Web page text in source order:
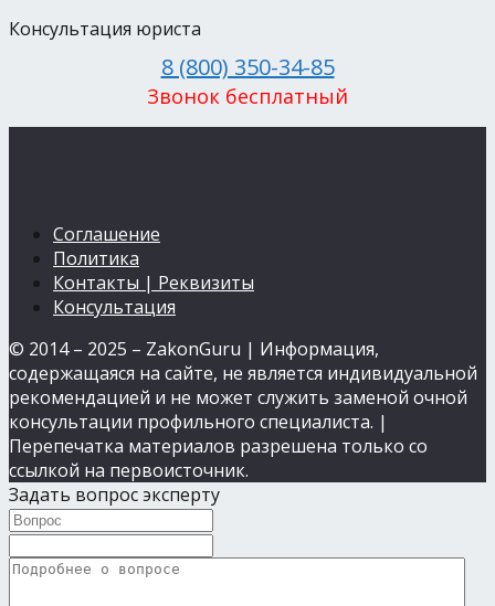
Консультация юриста
8 (800) 350-34-85
Звонок бесплатный
Соглашение
Политика
Контакты | Реквизиты
Консультация
© 2014 – 2025 – ZakonGuru | Информация,
содержащаяся на сайте, не является индивидуальной
рекомендацией и не может служить заменой очной
консультации профильного специалиста. |
Перепечатка материалов разрешена только со
ссылкой на первоисточник.
Задать вопрос эксперту